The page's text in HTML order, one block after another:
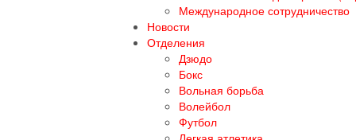
Международное сотрудничество
Новости
Отделения
Дзюдо
Бокс
Вольная борьба
Волейбол
Футбол